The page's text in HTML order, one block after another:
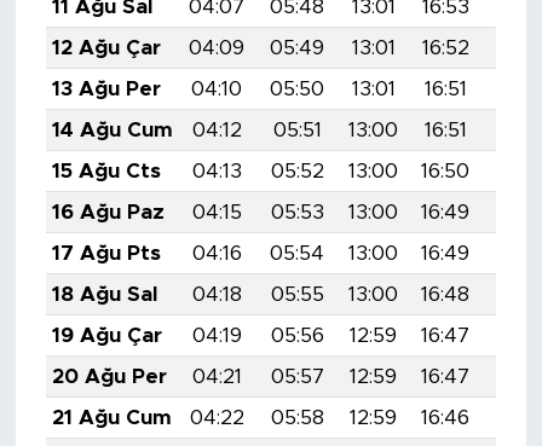
11 Ağu Sal
04:07 05:48 13:01 16:53
12 Ağu Çar
04:09 05:49 13:01 16:52
13 Ağu Per
04:10 05:50 13:01 16:51
14 Ağu Cum
04:12 05:51 13:00 16:51
15 Ağu Cts
04:13 05:52 13:00 16:50
16 Ağu Paz
04:15 05:53 13:00 16:49
17 Ağu Pts
04:16 05:54 13:00 16:49
18 Ağu Sal
04:18 05:55 13:00 16:48
19 Ağu Çar
04:19 05:56 12:59 16:47
20 Ağu Per
04:21 05:57 12:59 16:47
21 Ağu Cum
04:22 05:58 12:59 16:46